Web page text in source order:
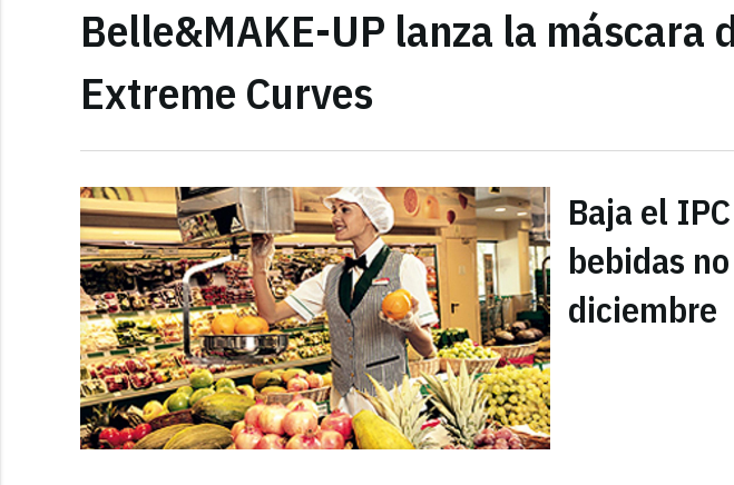
Belle&MAKE-UP lanza la máscara
Extreme Curves
Baja el
bebidas
diciembre